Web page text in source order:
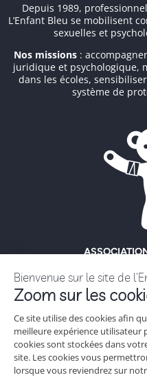
Depuis 1989,
L’Enfant Bleu se mobilisent
sexuelles et
Nos missions:
juridique et psychologique,
dans les écoles,
système de
18
92130 Issy-
Tél. 01
NOUS